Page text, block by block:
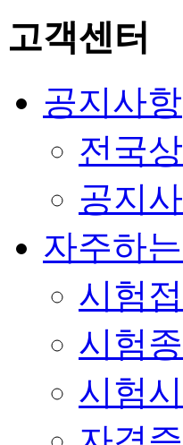
고객센터
공지사항
전국
공지
자주하
시험
시험
시험